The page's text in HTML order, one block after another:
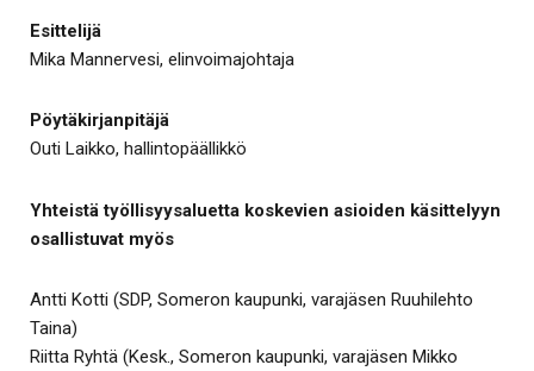
Esittelijä
Mika Mannervesi, elinvoimajohtaja
Pöytäkirjanpitäjä
Outi Laikko, hallintopäällikkö
Yhteistä työllisyysaluetta koskevien asioiden käsittelyyn
osallistuvat myös
Antti Kotti (SDP, Someron kaupunki, varajäsen Ruuhilehto
Taina)
Riitta Ryhtä (Kesk., Someron kaupunki, varajäsen Mikko